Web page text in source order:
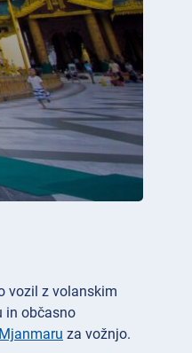
vozil z volanskim
in občasno
za vožnjo.